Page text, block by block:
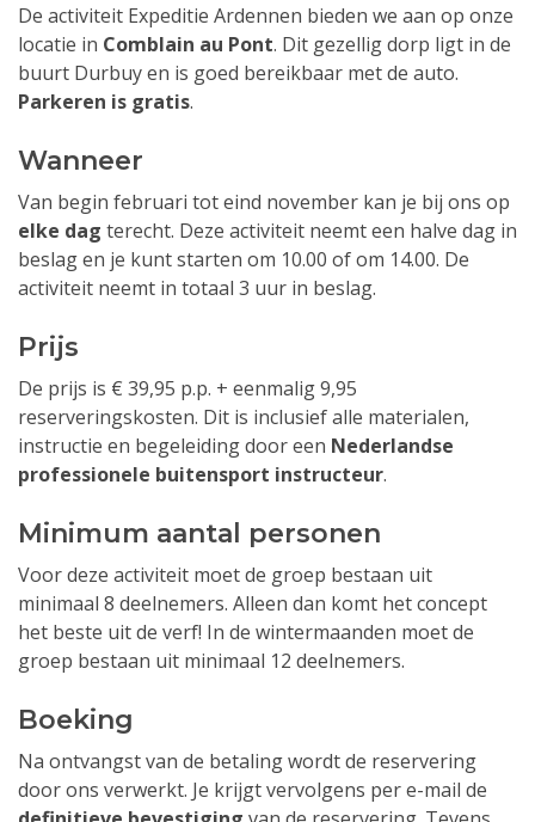
De activiteit Expeditie Ardennen bieden we aan op onze
locatie in Comblain au Pont. Dit gezellig dorp ligt in de
buurt Durbuy en is goed bereikbaar met de auto.
Parkeren is gratis.
Wanneer
Van begin februari tot eind november kan je bij ons op
elke dag terecht. Deze activiteit neemt een halve dag in
beslag en je kunt starten om 10.00 of om 14.00. De
activiteit neemt in totaal 3 uur in beslag.
Prijs
De prijs is € 39,95 p.p. + eenmalig 9,95
reserveringskosten. Dit is inclusief alle materialen,
instructie en begeleiding door een Nederlandse
professionele buitensport instructeur.
Minimum aantal personen
Voor deze activiteit moet de groep bestaan uit
minimaal 8 deelnemers. Alleen dan komt het concept
het beste uit de verf! In de wintermaanden moet de
groep bestaan uit minimaal 12 deelnemers.
Boeking
Na ontvangst van de betaling wordt de reservering
door ons verwerkt. Je krijgt vervolgens per e-mail de